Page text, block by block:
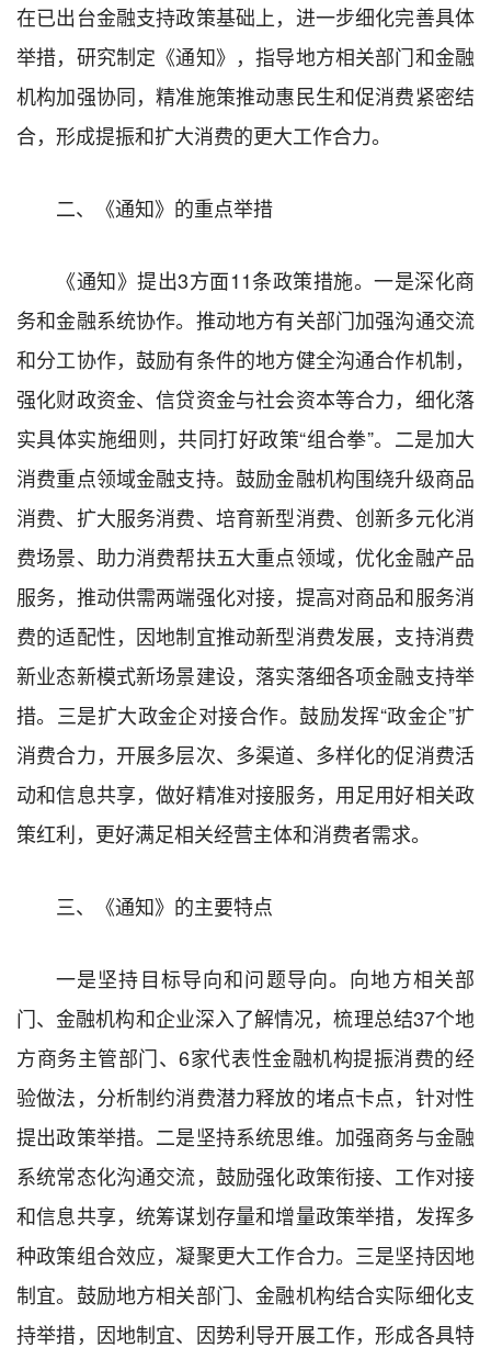
在已出台金融支持政策基础上，进一步细化完善具体
举措，研究制定《通知》，指导地方相关部门和金融
机构加强协同，精准施策推动惠民生和促消费紧密结
合，形成提振和扩大消费的更大工作合力。
二、《通知》的重点举措
《通知》提出3方面11条政策措施。一是深化商
务和金融系统协作。推动地方有关部门加强沟通交流
和分工协作，鼓励有条件的地方健全沟通合作机制，
强化财政资金、信贷资金与社会资本等合力，细化落
实具体实施细则，共同打好政策“组合拳”。二是加大
消费重点领域金融支持。鼓励金融机构围绕升级商品
消费、扩大服务消费、培育新型消费、创新多元化消
费场景、助力消费帮扶五大重点领域，优化金融产品
服务，推动供需两端强化对接，提高对商品和服务消
费的适配性，因地制宜推动新型消费发展，支持消费
新业态新模式新场景建设，落实落细各项金融支持举
措。三是扩大政金企对接合作。鼓励发挥“政金企”扩
消费合力，开展多层次、多渠道、多样化的促消费活
动和信息共享，做好精准对接服务，用足用好相关政
策红利，更好满足相关经营主体和消费者需求。
三、《通知》的主要特点
一是坚持目标导向和问题导向。向地方相关部
门、金融机构和企业深入了解情况，梳理总结37个地
方商务主管部门、6家代表性金融机构提振消费的经
验做法，分析制约消费潜力释放的堵点卡点，针对性
提出政策举措。二是坚持系统思维。加强商务与金融
系统常态化沟通交流，鼓励强化政策衔接、工作对接
和信息共享，统筹谋划存量和增量政策举措，发挥多
种政策组合效应，凝聚更大工作合力。三是坚持因地
制宜。鼓励地方相关部门、金融机构结合实际细化支
持举措，因地制宜、因势利导开展工作，形成各具特